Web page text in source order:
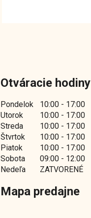
Otváracie hodiny
Pondelok
10:00 - 17:00
Utorok
10:00 - 17:00
Streda
10:00 - 17:00
Štvrtok
10:00 - 17:00
Piatok
10:00 - 17:00
Sobota
09:00 - 12:00
Nedeľa
ZATVORENÉ
Mapa predajne